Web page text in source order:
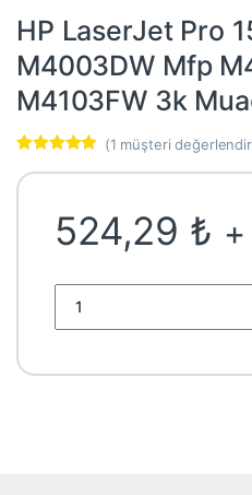
HP LaserJet Pro
M4003DW Mfp
M4103FW 3k
puanına
puan
(1 müşteri
524,29 ₺